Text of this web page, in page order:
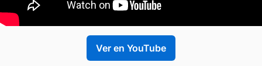
Ver en YouTube